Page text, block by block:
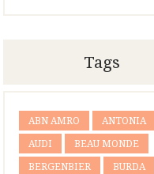
Tags
ABN AMRO ANTONIA
AUDI BEAU MONDE
BERGENBIER BURDA